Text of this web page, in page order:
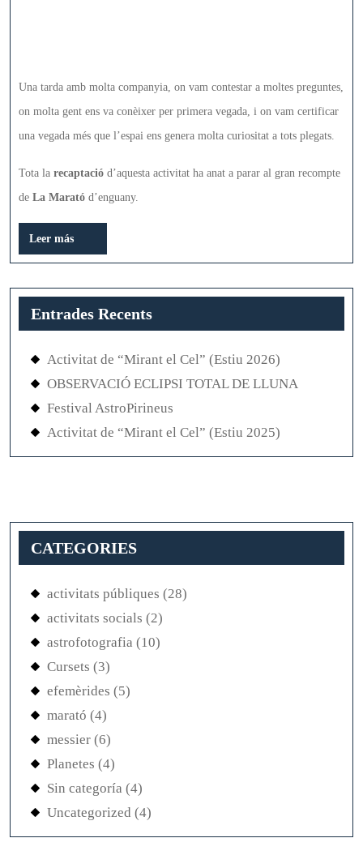
Una tarda amb molta companyia, on vam contestar a moltes preguntes,
on molta gent ens va conèixer per primera vegada, i on vam certificar
una vegada més que l’espai ens genera molta curiositat a tots plegats.
Tota la recaptació d’aquesta activitat ha anat a parar al gran recompte
de La Marató d’enguany.
Leer más
más
Entrades Recents
Activitat de “Mirant el Cel” (Estiu 2026)
OBSERVACIÓ ECLIPSI TOTAL DE LLUNA
Festival AstroPirineus
Activitat de “Mirant el Cel” (Estiu 2025)
CATEGORIES
activitats públiques (28)
activitats socials (2)
astrofotografia (10)
Cursets (3)
efemèrides (5)
marató (4)
messier (6)
Planetes (4)
Sin categoría (4)
Uncategorized (4)